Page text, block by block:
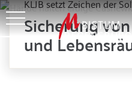
KLJB setzt Zeichen der
Sicherung
und